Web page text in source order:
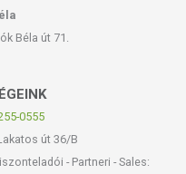
Béla út 71.
0555
út 36/B
- Partneri - Sales: